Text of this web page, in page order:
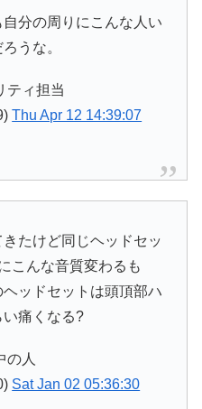
分の周りにこんな人い
うな。
ティ担当
Thu Apr 12 14:39:07
たけど同じヘッドセッ
こんな音質変わるも
ッドセットは頭頂部ハ
痛くなる?
の人
Sat Jan 02 05:36:30